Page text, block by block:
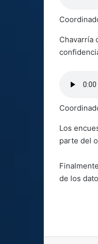
Chavarría
Los
parte del
de los